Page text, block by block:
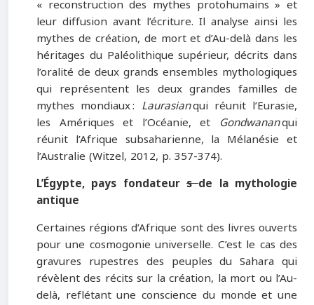
« reconstruction des mythes protohumains » et
leur diffusion avant l’écriture. Il analyse ainsi les
mythes de création, de mort et d’Au-delà dans les
héritages du Paléolithique supérieur, décrits dans
l’oralité de deux grands ensembles mythologiques
qui représentent les deux grandes familles de
mythes mondiaux : Laurasianqui réunit l’Eurasie,
les Amériques et l’Océanie, et Gondwananqui
réunit l’Afrique subsaharienne, la Mélanésie et
l’Australie (Witzel, 2012, p. 357-374).
L’Égypte, pays fondateur sde la mythologie
antique
Certaines régions d’Afrique sont des livres ouverts
pour une cosmogonie universelle. C’est le cas des
gravures rupestres des peuples du Sahara qui
révèlent des récits sur la création, la mort ou l’Au-
delà, reflétant une conscience du monde et une